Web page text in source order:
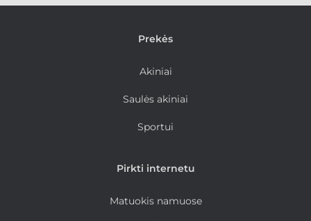
Prekės
Akiniai
Saulės akiniai
Sportui
Pirkti internetu
Matuokis namuose